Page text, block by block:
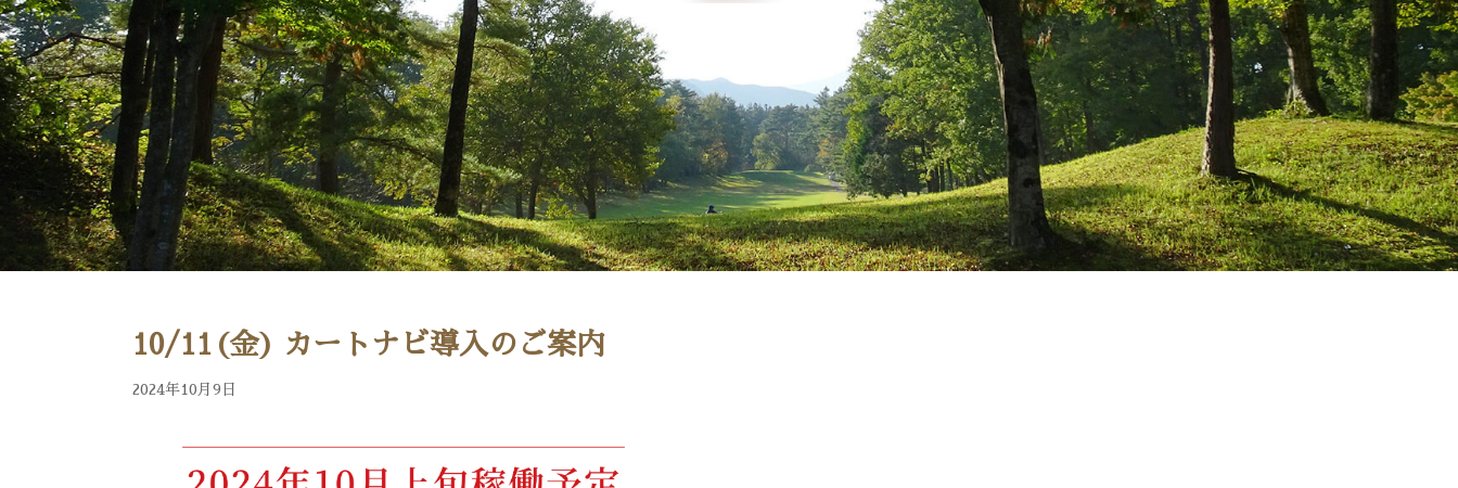
10/11(金) カートナビ導入のご案内
2024年10月9日